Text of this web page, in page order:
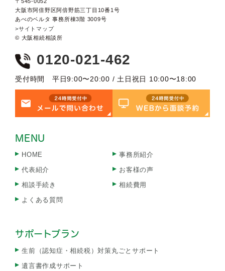
大阪市阿倍野区阿倍野筋三丁目10番1号
あべのベルタ 事務所棟3階 3009号
>サイトマップ
© 大阪相続相談所
0120-021-462
受付時間 平日9:00〜20:00 / 土日祝日 10:00〜18:00
MENU
HOME
代表紹介
相談手続き
よくある質問
事務所紹介
お客様の声
相続費用
サポートプラン
生前（認知症・相続税）対策丸ごとサポート
遺言書作成サポート